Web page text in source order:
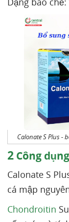
Calonate S Plus -
2 Công
Calonate S
cá mập
Chondroitin